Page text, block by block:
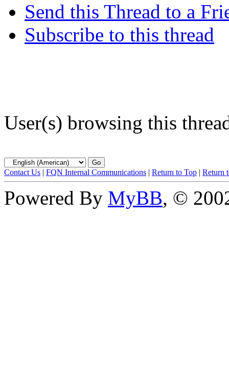
Send this Thread to a
Subscribe to this thread
User(s) browsing this
Contact Us | FQN Internal Communications | Return to Top | Return
Powered By MyBB, ©